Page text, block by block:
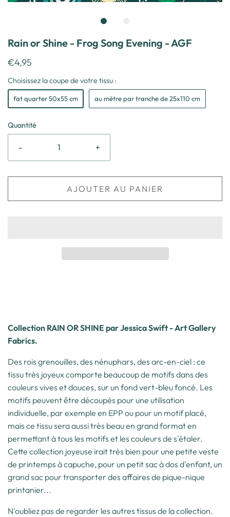
Rain or Shine - Frog Song Evening - AGF
€4,95
Choisissez la coupe de votre tissu :
fat quarter 50x55 cm au mètre par tranche de 25x110 cm
Quantité
- +
AJOUTER AU PANIER
Collection RAIN OR SHINE par Jessica Swift - Art Gallery
Fabrics.
Des rois grenouilles, des nénuphars, des arc-en-ciel : ce
tissu très joyeux comporte beaucoup de motifs dans des
couleurs vives et douces, sur un fond vert-bleu foncé. Les
motifs peuvent être découpés pour une utilisation
individuelle, par exemple en EPP ou pour un motif placé,
mais ce tissu sera aussi très beau en grand format en
permettant à tous les motifs et les couleurs de s'étaler.
Cette collection joyeuse irait très bien pour une petite veste
de printemps à capuche, pour un petit sac à dos d'enfant, un
grand sac pour transporter des affaires de pique-nique
printanier...
N'oubliez pas de regarder les autres tissus de la collection.